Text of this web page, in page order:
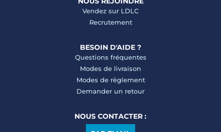
Vendez sur LDLC
Recrutement
BESOIN D'AIDE ?
Questions fréquentes
Modes de livraison
Modes de règlement
Demander un retour
NOUS CONTACTER :